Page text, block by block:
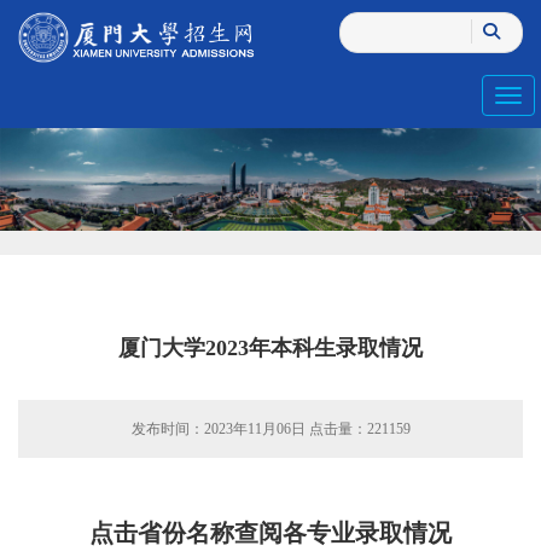
厦门大学2023年本科生录取情况
发布时间：2023年11月06日 点击量： 221159
点击省份名称查阅各专业录取情况